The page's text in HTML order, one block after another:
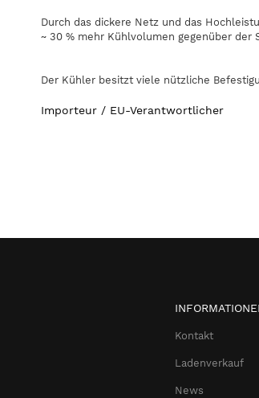
Durch das dickere Netz und das
~ 30 % mehr Kühlvolumen gegenüber der
Der Kühler besitzt viele nützliche
Importeur / EU-Verantwortlicher
Kontakt
Ladenverkauf
News